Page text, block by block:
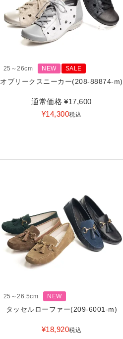
25～26cm NEW SALE
オブリークスニーカー(208-88874-m)
通常価格 ¥17,600
¥14,300税込
25～26.5cm NEW
タッセルローファー(209-6001-m)
¥18,920税込